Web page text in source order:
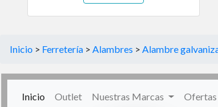
Inicio > Ferretería > Alambres > Alambre
Inicio (current)
Outlet Nuestras Marcas Ofertas